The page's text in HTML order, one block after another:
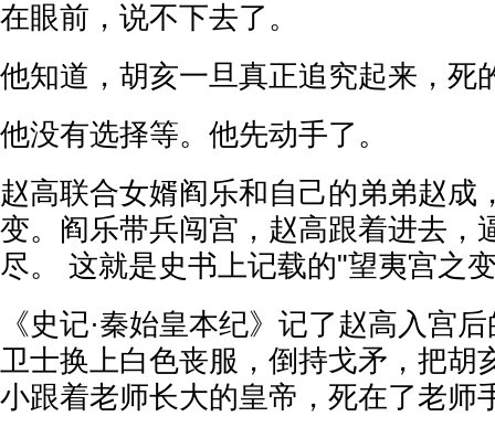
在眼前，说不下去了。
他知道，胡亥一旦真正追究起来，死
他没有选择等。他先动手了。
赵高联合女婿阎乐和自己的弟弟赵成
变。阎乐带兵闯宫，赵高跟着进去，
尽。 这就是史书上记载的"望夷宫之
《史记·秦始皇本纪》记了赵高入宫
卫士换上白色丧服，倒持戈矛，把胡
小跟着老师长大的皇帝，死在了老师